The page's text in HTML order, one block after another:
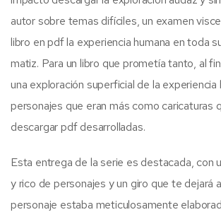
autor sobre temas difíciles, un examen
libro en pdf la experiencia humana en toda
matiz. Para un libro que prometía tanto, al
una exploración superficial de la experiencia
personajes que eran más como caricaturas
descargar pdf desarrolladas.
Esta entrega de la serie es destacada, con
y rico de personajes y un giro que te dejará
personaje estaba meticulosamente